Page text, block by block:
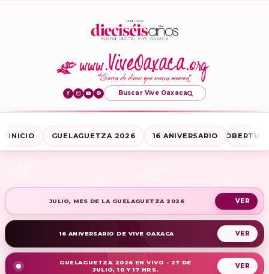
Buscar Vive Oaxaca
INICIO GUELAGUETZA 2026 16 ANIVERSARIO
JULIO, MES DE LA GUELAGUETZA 2026
16 ANIVERSARIO DE VIVE OAXACA
GUELAGUETZA 2026 EN VIVO - 27 DE
JULIO, 10 Y 17 HRS.